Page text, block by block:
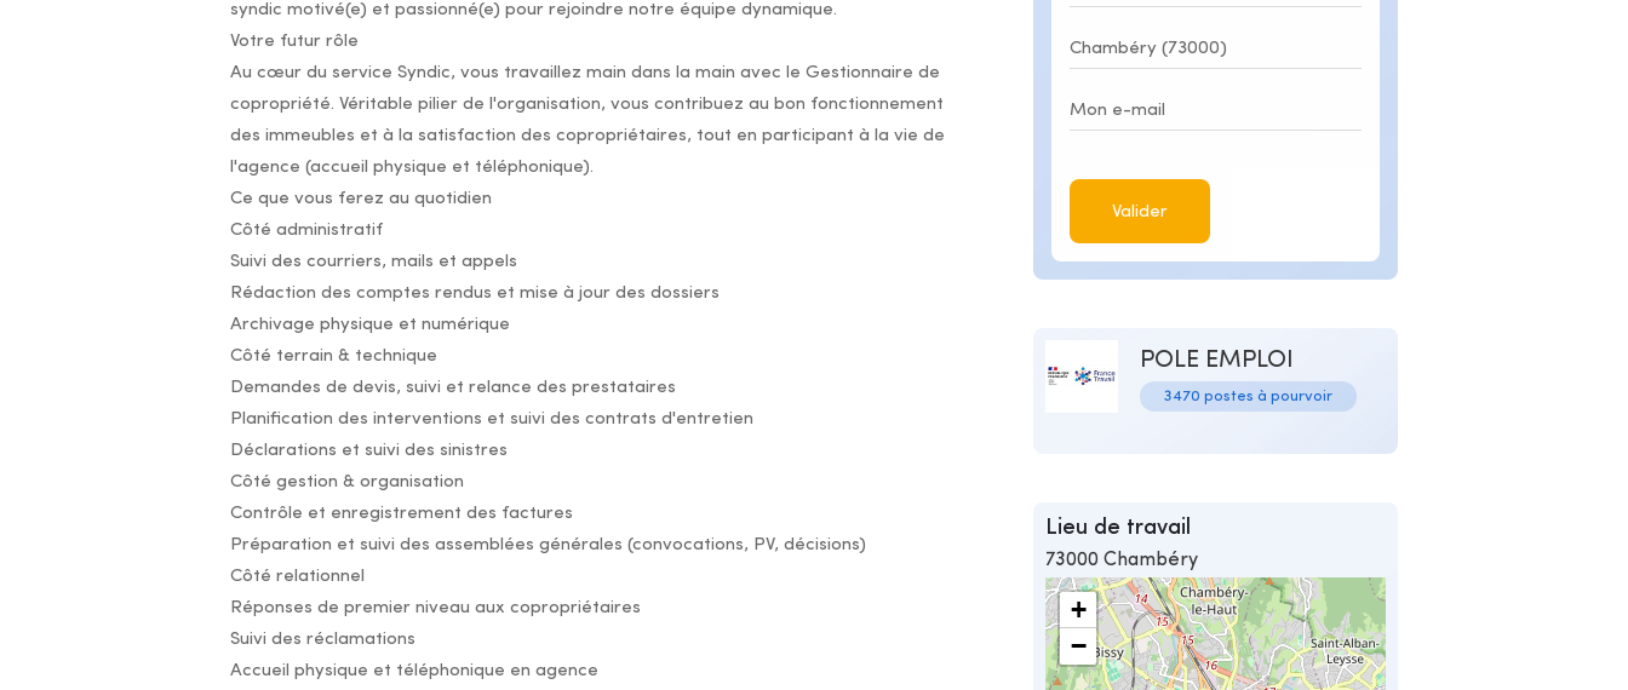
syndic motivé(e) et passionné(e) pour rejoindre notre équipe dynamique.
Votre futur rôle
Au cœur du service Syndic, vous travaillez main dans la main avec le Gestionnaire de
copropriété. Véritable pilier de l'organisation, vous contribuez au bon fonctionnement
des immeubles et à la satisfaction des copropriétaires, tout en participant à la vie de
l'agence (accueil physique et téléphonique).
Ce que vous ferez au quotidien
Côté administratif
Suivi des courriers, mails et appels
Rédaction des comptes rendus et mise à jour des dossiers
Archivage physique et numérique
Côté terrain & technique
Demandes de devis, suivi et relance des prestataires
Planification des interventions et suivi des contrats d'entretien
Déclarations et suivi des sinistres
Côté gestion & organisation
Contrôle et enregistrement des factures
Préparation et suivi des assemblées générales (convocations, PV, décisions)
Côté relationnel
Réponses de premier niveau aux copropriétaires
Suivi des réclamations
Accueil physique et téléphonique en agence
Valider
POLE EMPLOI
3470 postes à pourvoir
Lieu de travail
73000 Chambéry
+
−